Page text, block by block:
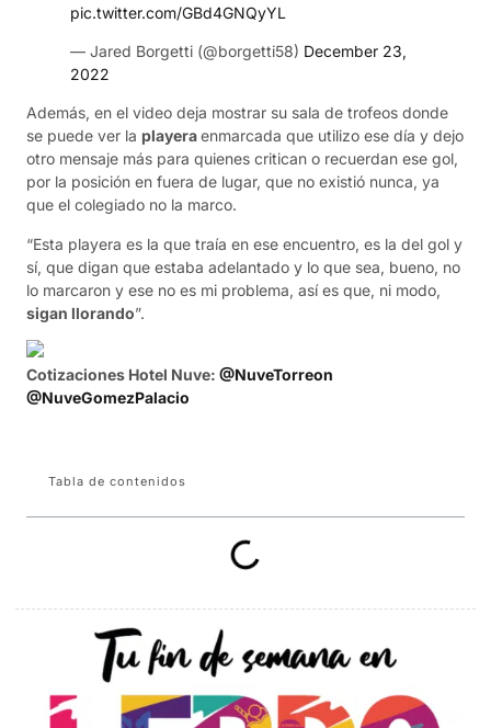
pic.twitter.com/GBd4GNQyYL
— Jared Borgetti (@borgetti58) December 23,
2022
Además, en el video deja mostrar su sala de trofeos donde
se puede ver la playeraenmarcada que utilizo ese día y dejo
otro mensaje más para quienes critican o recuerdan ese gol,
por la posición en fuera de lugar, que no existió nunca, ya
que el colegiado no la marco.
“Esta playera es la que traía en ese encuentro, es la del gol y
sí, que digan que estaba adelantado y lo que sea, bueno, no
lo marcaron y ese no es mi problema, así es que, ni modo,
sigan llorando”.
Cotizaciones Hotel Nuve: @NuveTorreon
@NuveGomezPalacio
Tabla de contenidos